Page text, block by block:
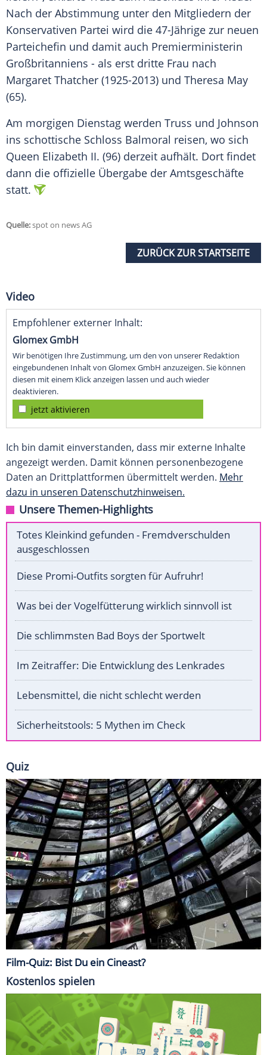
Nach der Abstimmung unter den Mitgliedern der
Konservativen Partei wird die 47-Jährige zur neuen
Parteichefin und damit auch Premierministerin
Großbritanniens - als erst dritte Frau nach
Margaret Thatcher (1925-2013) und Theresa May
(65).
Am morgigen Dienstag werden Truss und Johnson
ins schottische Schloss Balmoral reisen, wo sich
Queen Elizabeth II. (96) derzeit aufhält. Dort findet
dann die offizielle Übergabe der Amtsgeschäfte
statt.
Quelle:spot on news AG
ZURÜCK ZUR STARTSEITE
Video
Empfohlener externer Inhalt:
Glomex GmbH
Wir benötigen Ihre Zustimmung, um den von unserer Redaktion
eingebundenen Inhalt von Glomex GmbH anzuzeigen. Sie können
diesen mit einem Klick anzeigen lassen und auch wieder
deaktivieren.
jetzt aktivieren
Ich bin damit einverstanden, dass mir externe Inhalte
angezeigt werden. Damit können personenbezogene
Daten an Drittplattformen übermittelt werden. Mehr
dazu in unseren Datenschutzhinweisen.
Unsere Themen-Highlights
Totes Kleinkind gefunden - Fremdverschulden
ausgeschlossen
Diese Promi-Outfits sorgten für Aufruhr!
Was bei der Vogelfütterung wirklich sinnvoll ist
Die schlimmsten Bad Boys der Sportwelt
Im Zeitraffer: Die Entwicklung des Lenkrades
Lebensmittel, die nicht schlecht werden
Sicherheitstools: 5 Mythen im Check
Quiz
Film-Quiz: Bist Du ein Cineast?
Kostenlos spielen